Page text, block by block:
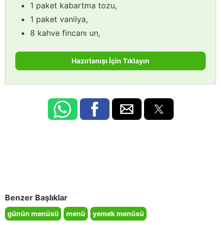
1 paket kabartma tozu,
1 paket vanilya,
8 kahve fincanı un,
Hazırlanışı İçin Tıklayın
Benzer Başlıklar
günün menüsü menü yemek menüsü